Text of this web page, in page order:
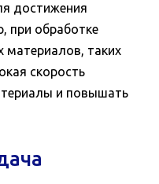
достижения
при обработке
таких
скорость
и повышать